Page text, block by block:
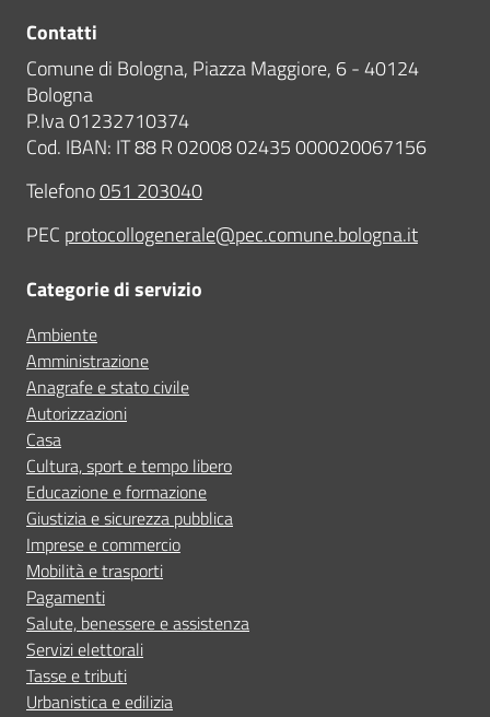
Contatti
Comune di Bologna, Piazza Maggiore, 6 - 40124
Bologna
P.Iva 01232710374
Cod. IBAN: IT 88 R 02008 02435 000020067156
Telefono051 203040
PEC protocollogenerale@pec.comune.bologna.it
Categorie di servizio
Ambiente
Amministrazione
Anagrafe e stato civile
Autorizzazioni
Casa
Cultura, sport e tempo libero
Educazione e formazione
Giustizia e sicurezza pubblica
Imprese e commercio
Mobilità e trasporti
Pagamenti
Salute, benessere e assistenza
Servizi elettorali
Tasse e tributi
Urbanistica e edilizia